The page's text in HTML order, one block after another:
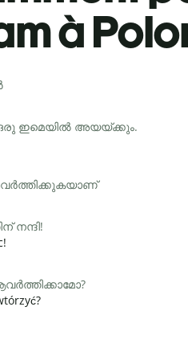
à
ഇമെയിൽ അയയ്ക്കും.
നന്ദി!